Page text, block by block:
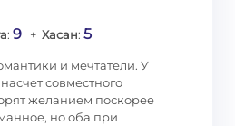
: 9+ Хасан: 5
и мечтатели. У
совместного
желанием поскорее
но оба при